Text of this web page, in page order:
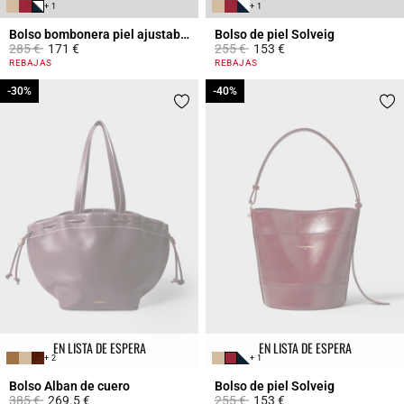
+ 1
Bolso bombonera piel ajustable
Price reduced from
285 €to171 €
3,9 out of 5 Customer Rating
REBAJAS
+ 1
Bolso de piel Solveig
Price reduced from
255 €to153 €
5 out of 5 Customer Rating
REBAJAS
EN LISTA DE ESPERA
+ 2
Bolso Alban de cuero
Price reduced from
385 €to
-30%
269.5 €
-30%
EN LISTA DE ESPERA
+ 1
Bolso de piel Solveig
Price reduced from
255 €to
-40%
153 €
-40%